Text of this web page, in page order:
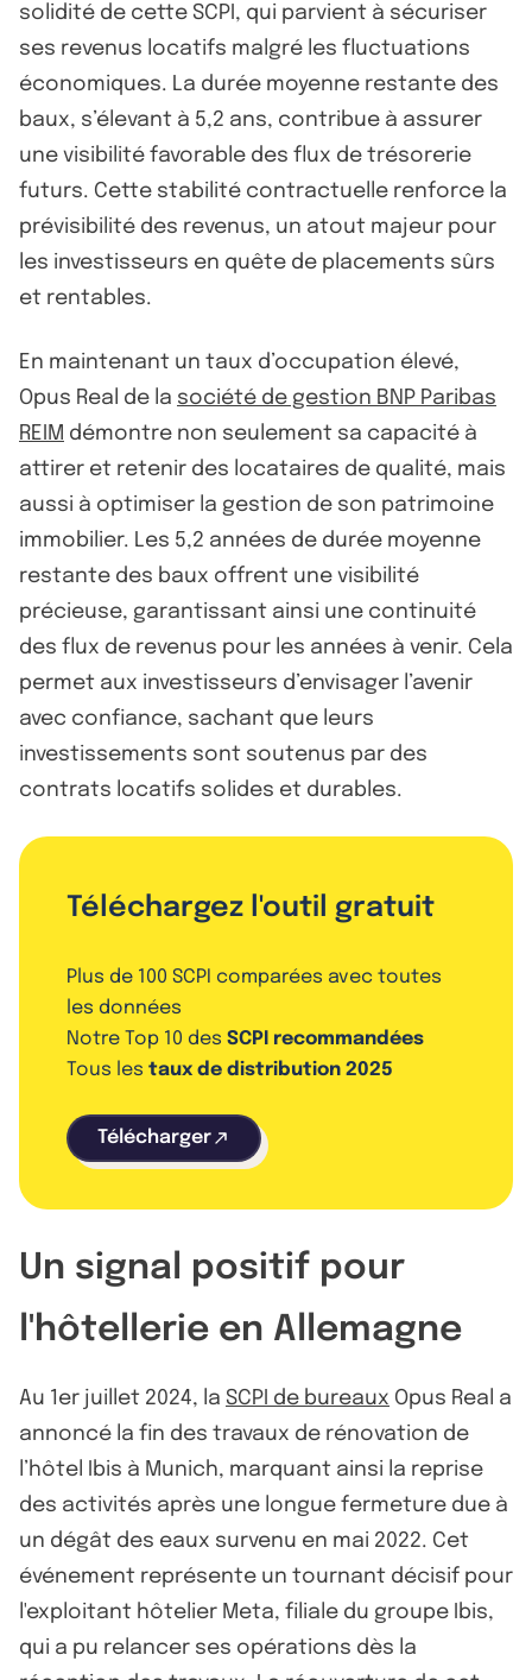
solidité de cette SCPI, qui parvient à sécuriser
ses revenus locatifs malgré les fluctuations
économiques. La durée moyenne restante des
baux, s’élevant à 5,2 ans, contribue à assurer
une visibilité favorable des flux de trésorerie
futurs. Cette stabilité contractuelle renforce la
prévisibilité des revenus, un atout majeur pour
les investisseurs en quête de placements sûrs
et rentables.
En maintenant un taux d’occupation élevé,
Opus Real de la société de gestion BNP Paribas
REIM démontre non seulement sa capacité à
attirer et retenir des locataires de qualité, mais
aussi à optimiser la gestion de son patrimoine
immobilier. Les 5,2 années de durée moyenne
restante des baux offrent une visibilité
précieuse, garantissant ainsi une continuité
des flux de revenus pour les années à venir. Cela
permet aux investisseurs d’envisager l’avenir
avec confiance, sachant que leurs
investissements sont soutenus par des
contrats locatifs solides et durables.
Téléchargez l'outil gratuit
Plus de 100 SCPI comparées avec toutes
les données
Notre Top 10 des SCPI recommandées
Tous les taux de distribution 2025
Télécharger
Un signal positif pour
l'hôtellerie en Allemagne
Au 1er juillet 2024, la SCPI de bureaux Opus Real a
annoncé la fin des travaux de rénovation de
l’hôtel Ibis à Munich, marquant ainsi la reprise
des activités après une longue fermeture due à
un dégât des eaux survenu en mai 2022. Cet
événement représente un tournant décisif pour
l'exploitant hôtelier Meta, filiale du groupe Ibis,
qui a pu relancer ses opérations dès la